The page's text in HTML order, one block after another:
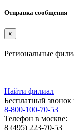
Отправка сообщения
×
Региональные
Найти филиал
Бесплатный звонок
8-800-100-70-53
Телефон в москве:
8 (495) 223-70-53